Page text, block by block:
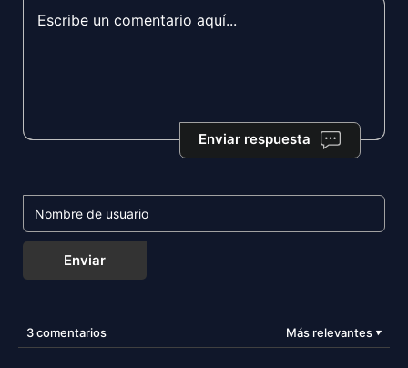
Enviar respuesta
Enviar
3 comentarios Más relevantes ▼